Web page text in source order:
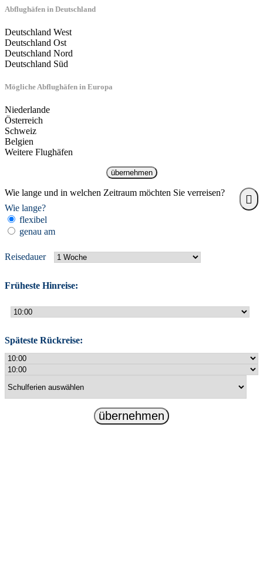
Abflughäfen in Deutschland
Deutschland West
Deutschland Ost
Deutschland Nord
Deutschland Süd
Mögliche Abflughäfen in Europa
Niederlande
Österreich
Schweiz
Belgien
Weitere Flughäfen
übernehmen
Wie lange und in welchen Zeitraum möchten Sie verreisen?
Wie lange?
flexibel
genau am
Reisedauer
Früheste Hinreise:
Späteste Rückreise:
übernehmen